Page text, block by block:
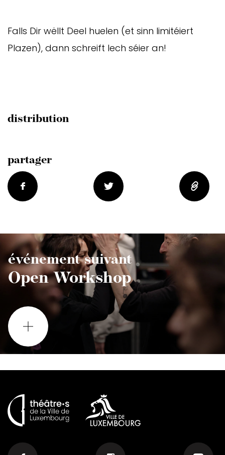
Falls Dir wëllt Deel huelen (et sinn limitéiert
Plazen), dann schreift Iech séier an!
distribution
partager
événement suivant
Open Workshop